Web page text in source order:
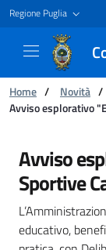
Regione Puglia
Ti trovi in:
Home / Novità /
Avviso esplorativo
Avviso
Avviso
Sportive
educativo,